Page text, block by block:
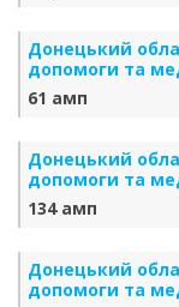
Донецький
допомоги та
61 амп
Донецький
допомоги та
134 амп
Донецький
допомоги та